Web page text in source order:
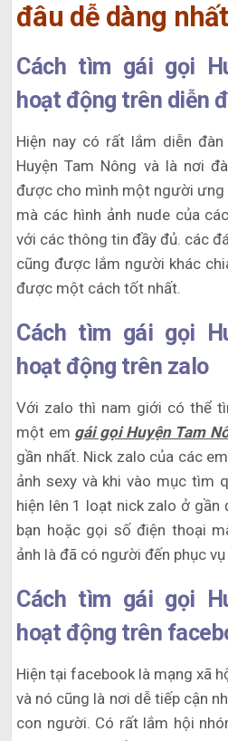
đâu dễ dàng nhất
Cách tìm gái gọi
hoạt động trên diễn
Hiện nay có rất lắm diễn
Huyện Tam Nông và là nơi
được cho mình một người ưng
mà các hình ảnh nude của
với các thông tin đầy đủ. các
cũng được lắm người khác
được một cách tốt nhất.
Cách tìm gái gọi
hoạt động trên zalo
Với zalo thì nam giới có thể
một em gái gọi Huyện Tam
gần nhất. Nick zalo của các
ảnh sexy và khi vào mục tìm
hiện lên 1 loạt nick zalo ở gần
bạn hoặc gọi số điện thoại
ảnh là đã có người đến phục
Cách tìm gái gọi
hoạt động trên
Hiện tại facebook là mạng xã
và nó cũng là nơi dễ tiếp cận
con người. Có rất lắm hội